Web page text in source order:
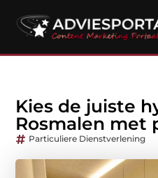
Kies de juiste
Rosmalen met
Particuliere Dienstverlening